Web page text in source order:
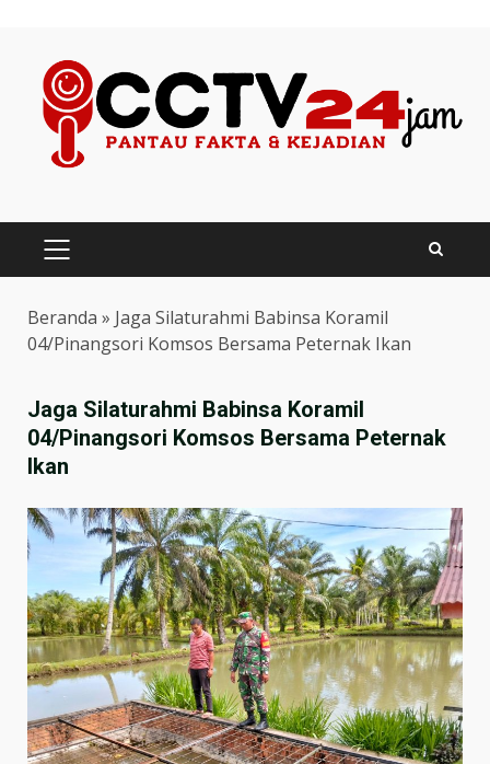
content
PRIMARY
MENU
Beranda » Jaga Silaturahmi Babinsa Koramil
04/Pinangsori Komsos Bersama Peternak Ikan
Jaga Silaturahmi Babinsa Koramil
04/Pinangsori Komsos Bersama Peternak
Ikan